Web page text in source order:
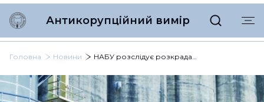
Антикорупційний вимір
Головна Новини НАБУ розслідує розкрадання зерна на 12 мільйонів: у справі фігурує миколаївське держпідприємство